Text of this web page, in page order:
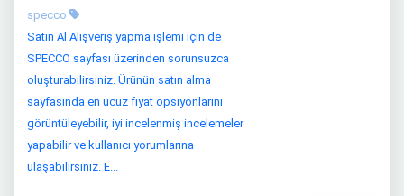
specco
Satın Al Alışveriş yapma işlemi için de
SPECCO sayfası üzerinden sorunsuzca
oluşturabilirsiniz. Ürünün satın alma
sayfasında en ucuz fiyat opsiyonlarını
görüntüleyebilir, iyi incelenmiş incelemeler
yapabilir ve kullanıcı yorumlarına
ulaşabilirsiniz. E...